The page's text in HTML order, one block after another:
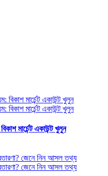
মার্চেন্ট একাউন্ট খুলুন